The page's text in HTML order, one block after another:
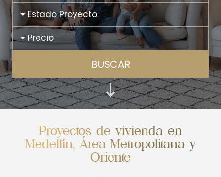
Estado Proyecto
Precio
BUSCAR
Proyectos de vivienda en
Medellín, Área Metropolitana y
Oriente